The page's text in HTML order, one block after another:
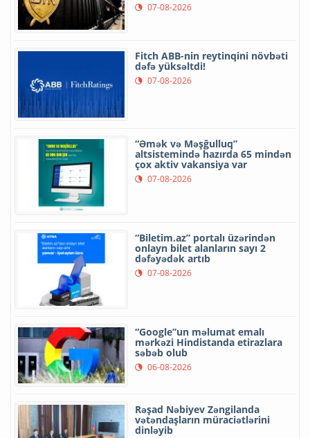
07-08-2026
Fitch ABB-nin reytinqini növbəti
dəfə yüksəltdi!
07-08-2026
“Əmək və Məşğulluq”
altsistemində hazırda 65 mindən
çox aktiv vakansiya var
07-08-2026
“Biletim.az” portalı üzərindən
onlayn bilet alanların sayı 2
dəfəyədək artıb
07-08-2026
“Google”un məlumat emalı
mərkəzi Hindistanda etirazlara
səbəb olub
06-08-2026
Rəşad Nəbiyev Zəngilanda
vətəndaşların müraciətlərini
dinləyib